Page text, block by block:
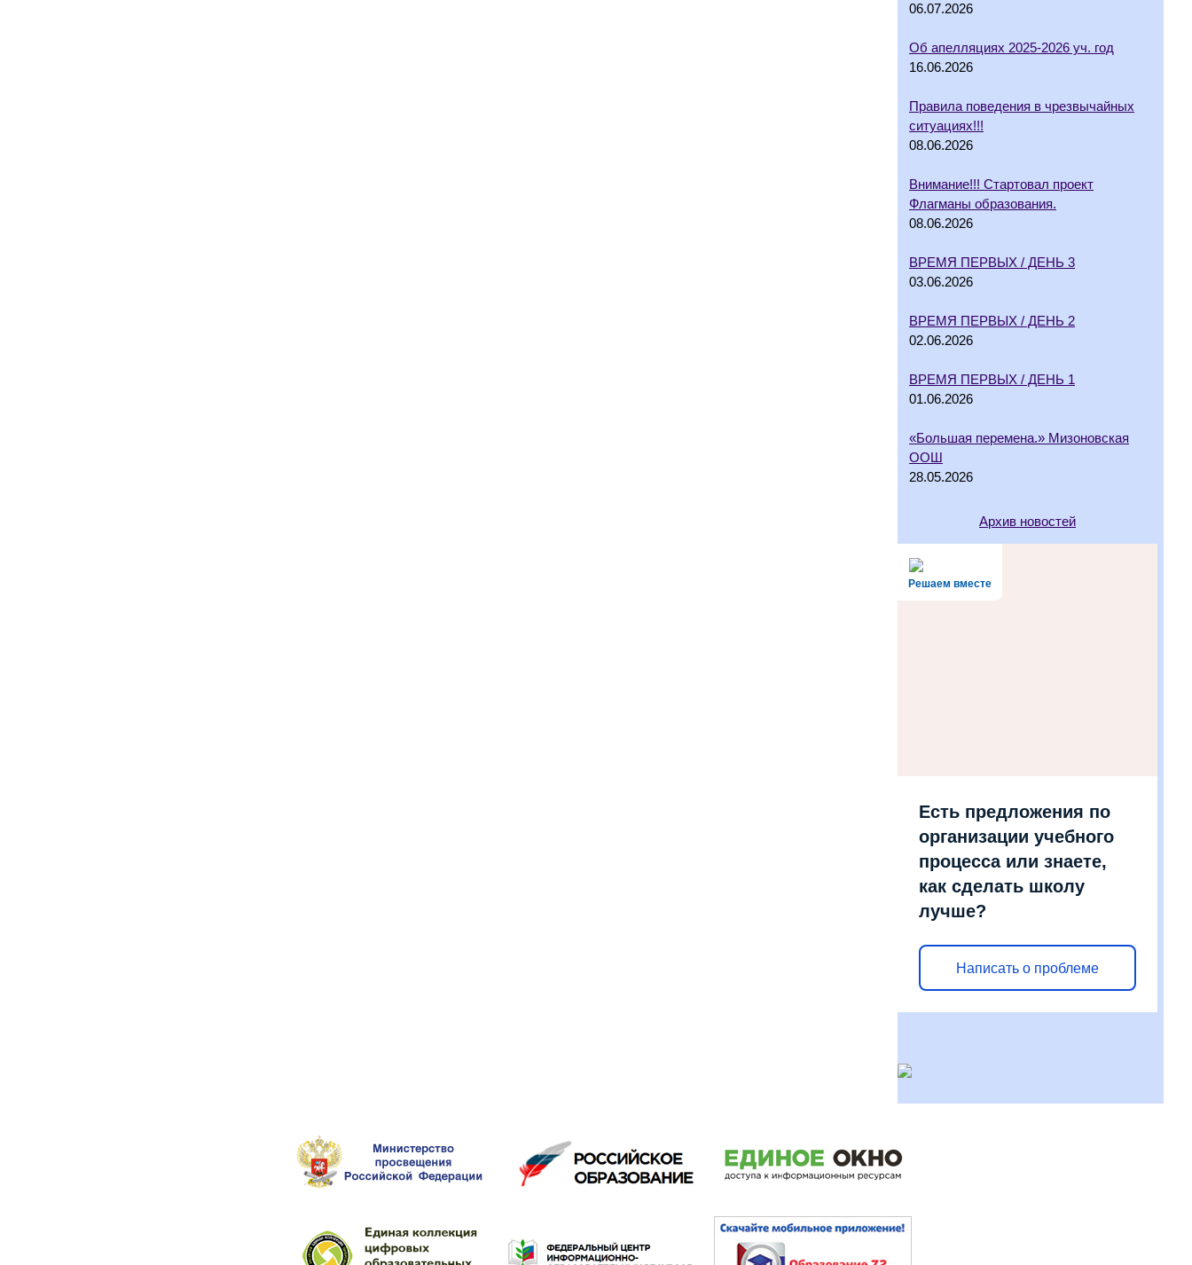
06.07.2026
Об апелляциях 2025-2026 уч. год
16.06.2026
Правила поведения в чрезвычайных
ситуациях!!!
08.06.2026
Внимание!!! Стартовал проект
Флагманы образования.
08.06.2026
ВРЕМЯ ПЕРВЫХ / ДЕНЬ 3
03.06.2026
ВРЕМЯ ПЕРВЫХ / ДЕНЬ 2
02.06.2026
ВРЕМЯ ПЕРВЫХ / ДЕНЬ 1
01.06.2026
«Большая перемена.» Мизоновская
ООШ
28.05.2026
Архив новостей
Решаем вместе
Есть предложения по
организации учебного
процесса или знаете,
как сделать школу
лучше?
Написать о проблеме